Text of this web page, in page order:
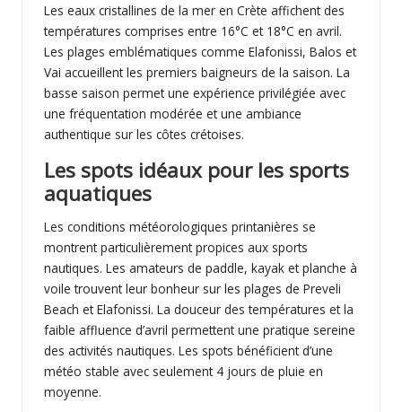
Les eaux cristallines de la mer en Crète affichent des
températures comprises entre 16°C et 18°C en avril.
Les plages emblématiques comme Elafonissi, Balos et
Vai accueillent les premiers baigneurs de la saison. La
basse saison permet une expérience privilégiée avec
une fréquentation modérée et une ambiance
authentique sur les côtes crétoises.
Les spots idéaux pour les sports
aquatiques
Les conditions météorologiques printanières se
montrent particulièrement propices aux sports
nautiques. Les amateurs de paddle, kayak et planche à
voile trouvent leur bonheur sur les plages de Preveli
Beach et Elafonissi. La douceur des températures et la
faible affluence d’avril permettent une pratique sereine
des activités nautiques. Les spots bénéficient d’une
météo stable avec seulement 4 jours de pluie en
moyenne.